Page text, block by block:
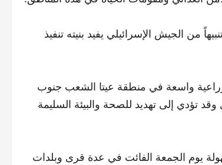
من الجيش الإسرائيلي يفيد بنيته تنفيذ
واسعة في منطقة عيتا الشعب جنوب
تؤدي إلى تهديد للصحة والبيئة السليمة
يوم الجمعة الفائت في عدة قرى وبلدات